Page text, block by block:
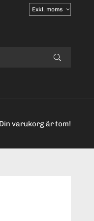
Välj
moms
Din varukorg är tom!